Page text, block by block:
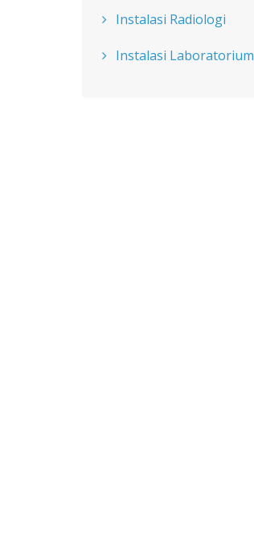
Instalasi Radiologi
Instalasi Laboratorium